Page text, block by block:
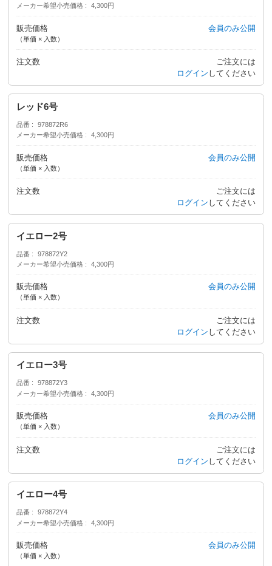
メーカー希望小売価格 4,300円
販売価格
（単価 × 入数）
会員のみ公開
注文数
ご注文には
ログイン してください
レッド6号
品番
978872R6
メーカー希望小売価格
4,300円
販売価格
（単価 × 入数）
会員のみ公開
注文数
ご注文には
ログイン してください
イエロー2号
品番
978872Y2
メーカー希望小売価格
4,300円
販売価格
（単価 × 入数）
会員のみ公開
注文数
ご注文には
ログイン してください
イエロー3号
品番
978872Y3
メーカー希望小売価格
4,300円
販売価格
（単価 × 入数）
会員のみ公開
注文数
ご注文には
ログイン してください
イエロー4号
品番
978872Y4
メーカー希望小売価格
4,300円
販売価格
（単価 × 入数）
会員のみ公開